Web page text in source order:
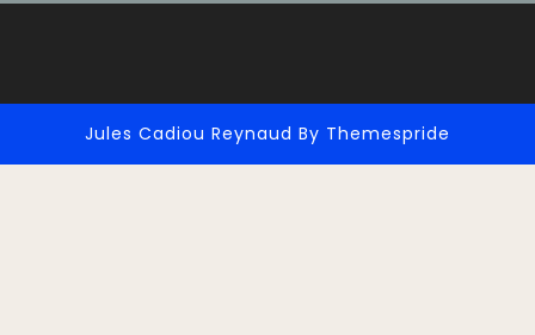
Jules Cadiou Reynaud By Themespride